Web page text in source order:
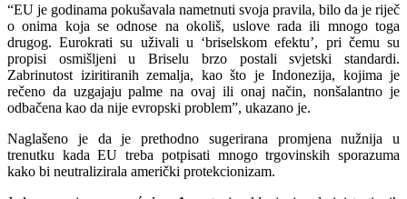
“EU je godinama pokušavala nametnuti svoja pravila, bilo da je riječ
o onima koja se odnose na okoliš, uslove rada ili mnogo toga
drugog. Eurokrati su uživali u ‘briselskom efektu’, pri čemu su
propisi osmišljeni u Briselu brzo postali svjetski standardi.
Zabrinutost iziritiranih zemalja, kao što je Indonezija, kojima je
rečeno da uzgajaju palme na ovaj ili onaj način, nonšalantno je
odbačena kao da nije evropski problem”, ukazano je.
Naglašeno je da je prethodno sugerirana promjena nužnija u
trenutku kada EU treba potpisati mnogo trgovinskih sporazuma
kako bi neutralizirala američki protekcionizam.